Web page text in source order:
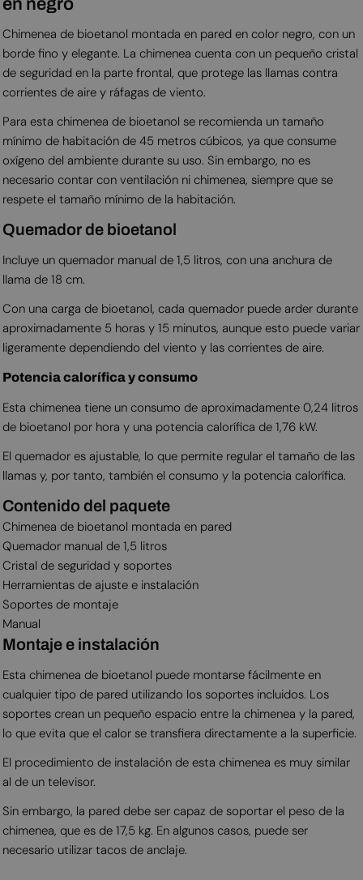
en negro
Chimenea de bioetanol montada en pared en color negro, con un
borde fino y elegante. La chimenea cuenta con un pequeño cristal
de seguridad en la parte frontal, que protege las llamas contra
corrientes de aire y ráfagas de viento.
Para esta chimenea de bioetanol se recomienda un tamaño
mínimo de habitación de 45 metros cúbicos, ya que consume
oxígeno del ambiente durante su uso. Sin embargo, no es
necesario contar con ventilación ni chimenea, siempre que se
respete el tamaño mínimo de la habitación.
Quemador de bioetanol
Incluye un quemador manual de 1,5 litros, con una anchura de
llama de 18 cm.
Con una carga de bioetanol, cada quemador puede arder durante
aproximadamente 5 horas y 15 minutos, aunque esto puede variar
ligeramente dependiendo del viento y las corrientes de aire.
Potencia calorífica y consumo
Esta chimenea tiene un consumo de aproximadamente 0,24 litros
de bioetanol por hora y una potencia calorífica de 1,76 kW.
El quemador es ajustable, lo que permite regular el tamaño de las
llamas y, por tanto, también el consumo y la potencia calorífica.
Contenido del paquete
Chimenea de bioetanol montada en pared
Quemador manual de 1,5 litros
Cristal de seguridad y soportes
Herramientas de ajuste e instalación
Soportes de montaje
Manual
Montaje e instalación
Esta chimenea de bioetanol puede montarse fácilmente en
cualquier tipo de pared utilizando los soportes incluidos. Los
soportes crean un pequeño espacio entre la chimenea y la pared,
lo que evita que el calor se transfiera directamente a la superficie.
El procedimiento de instalación de esta chimenea es muy similar
al de un televisor.
Sin embargo, la pared debe ser capaz de soportar el peso de la
chimenea, que es de 17,5 kg. En algunos casos, puede ser
necesario utilizar tacos de anclaje.